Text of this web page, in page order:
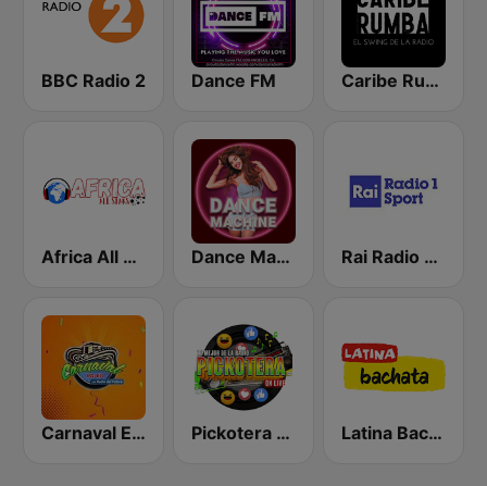
BBC Radio 2 Dance FM Caribe Rumba
Africa All Stars Dance Machine Rai Radio 1 Sport
Carnaval Estéreo Pickotera Radio Latina Bachata